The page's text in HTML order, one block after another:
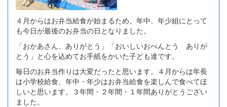
４月からはお弁当給食が始まるため、年中、年少組にとって
も今日が最後のお弁当の日となりました。
「おかあさん、ありがとう」「おいしいおべんとう ありが
とう」と心を込めてお手紙をかいた子ども達です。
毎日のお弁当作りは大変だったと思います。４月からは年長
は小学校給食、年中・年少はお弁当給食を楽しんで食べてほ
しいと思います。３年間・２年間・１年間ありがとうござい
ました。